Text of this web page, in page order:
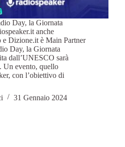
Day, la Giornata
anche
e Dizione.it è Main Partner
Day, la Giornata
dall’UNESCO sarà
Un evento, quello
con l’obiettivo di
31 Gennaio 2024